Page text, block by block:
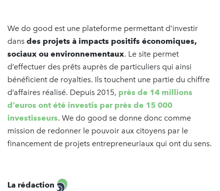
We do good est une plateforme permettant d’investir
dans des projets à impacts positifs économiques,
sociaux ou environnementaux. Le site permet
d’effectuer des prêts auprès de particuliers qui ainsi
bénéficient de royalties. Ils touchent une partie du chiffre
d’affaires réalisé. Depuis 2015, près de 14 millions
d’euros ont été investis par près de 15 000
investisseurs. We do good se donne donc comme
mission de redonner le pouvoir aux citoyens par le
financement de projets entrepreneuriaux qui ont du sens.
La rédaction